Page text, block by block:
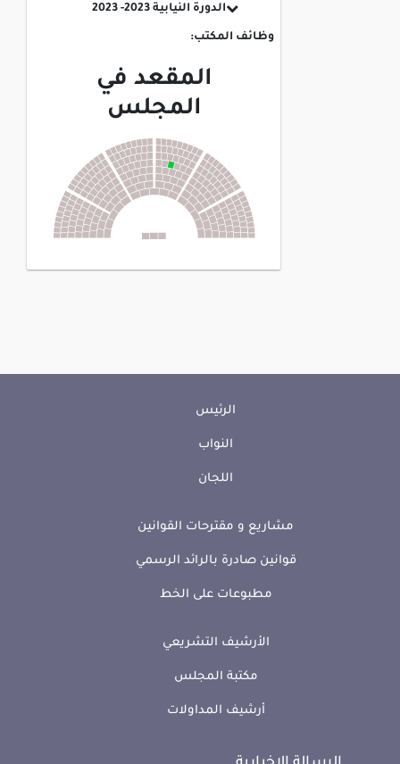
الدورة النيابية 2023- 2023
وظائف المكتب:
المقعد في
المجلس
الرئيس
النواب
اللجان
مشاريع و مقترحات القوانين
قوانين صادرة بالرائد الرسمي
مطبوعات على الخط
الأرشيف التشريعي
مكتبة المجلس
أرشيف المداولات